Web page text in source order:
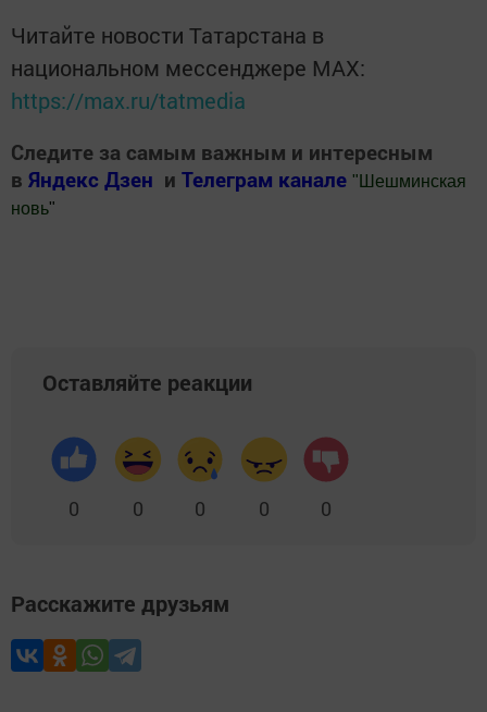
Читайте новости Татарстана в
национальном мессенджере MАХ:
https://max.ru/tatmedia
Следите за самым важным и интересным
в Яндекс Дзен и Телеграм канале " Шешминская
новь"
Оставляйте реакции
0 0 0 0 0
Расскажите друзьям